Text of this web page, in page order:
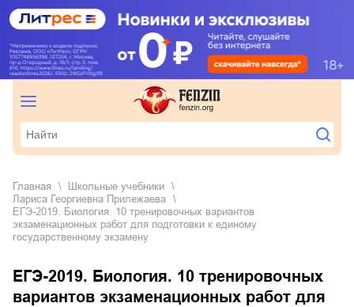
Главная
школьные учебники
Лариса Георгиевна Прилежаева
ЕГЭ-2019. Биология. 10 тренировочных вариантов
экзаменационных работ для подготовки к единому
государственному экзамену
ЕГЭ-2019. Биология. 10 тренировочных
вариантов экзаменационных работ для